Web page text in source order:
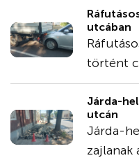
utcában
történt
Járda-
utcán
Járda-
zajlanak